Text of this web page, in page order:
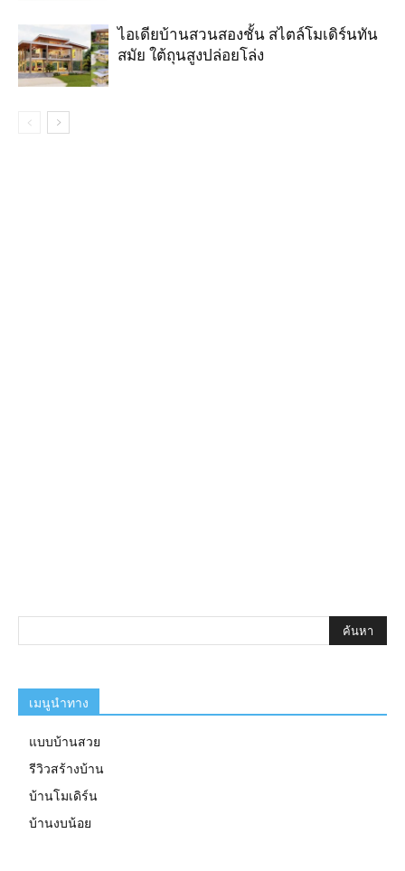
ไอเดียบ้านสวนสองชั้น สไตล์โมเดิร์นทัน
สมัย ใต้ถุนสูงปล่อยโล่ง
เมนูนำทาง
แบบบ้านสวย
รีวิวสร้างบ้าน
บ้านโมเดิร์น
บ้านงบน้อย